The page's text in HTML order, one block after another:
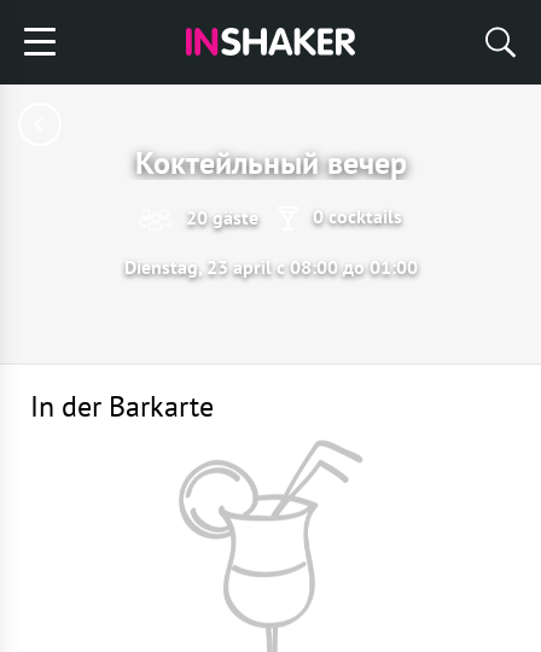
Коктейльный вечер
20 gäste 0 cocktails
Dienstag, 23 april с 08:00 до 01:00
In der Barkarte